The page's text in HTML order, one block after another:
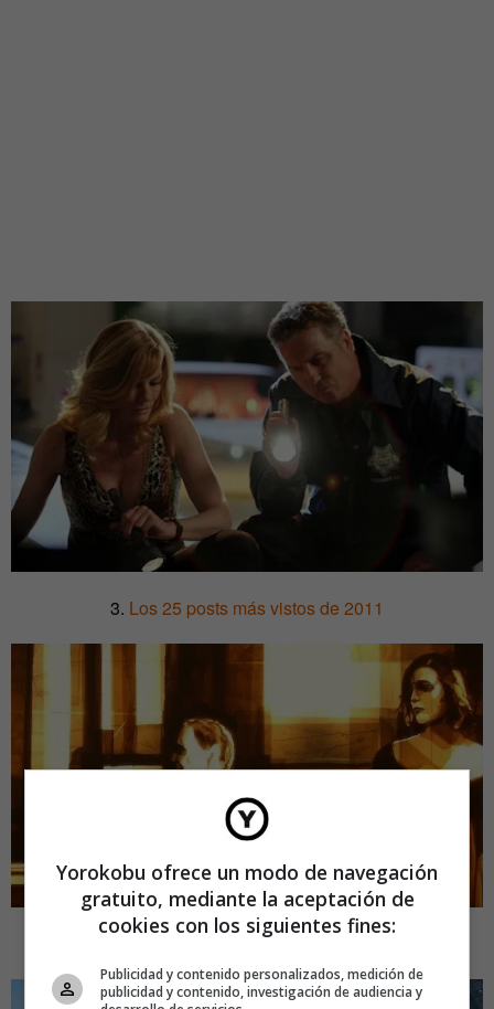
3. Los 25 posts más vistos de 2011
El sexo de los edificios
Yorokobu ofrece un modo de navegación
gratuito, mediante la aceptación de
cookies con los siguientes fines:
Publicidad y contenido personalizados, medición de
publicidad y contenido, investigación de audiencia y